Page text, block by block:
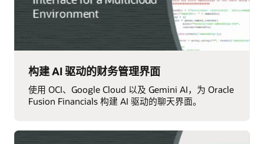
构建 AI 驱动的财务管理界面
使用 OCI、Google Cloud 以及 Gemini AI，为 Oracle
Fusion Financials 构建 AI 驱动的聊天界面。